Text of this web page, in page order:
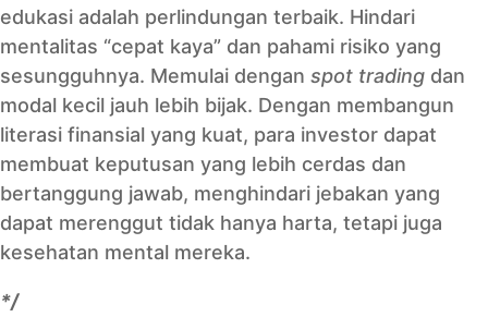
edukasi adalah perlindungan terbaik. Hindari
mentalitas “cepat kaya” dan pahami risiko yang
sesungguhnya. Memulai dengan spot trading dan
modal kecil jauh lebih bijak. Dengan membangun
literasi finansial yang kuat, para investor dapat
membuat keputusan yang lebih cerdas dan
bertanggung jawab, menghindari jebakan yang
dapat merenggut tidak hanya harta, tetapi juga
kesehatan mental mereka.
*/